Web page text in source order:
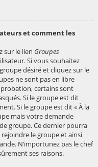
et comment les
sur le lien Groupes
Si vous souhaitez
désiré et cliquez sur le
ne sont pas en libre
certains sont
Si le groupe est dit
Si le groupe est dit « À la
mais votre demande
groupe. Ce dernier pourra
le groupe et ainsi
N’importunez pas le chef
ses raisons.